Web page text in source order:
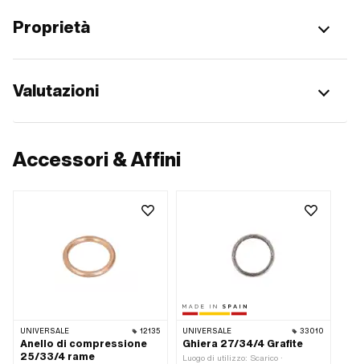
Proprietà
Valutazioni
Accessori & Affini
UNIVERSALE 12135
Anello di compressione
25/33/4 rame
UNIVERSALE 33010
Ghiera 27/34/4 Grafite
Luogo di utilizzo: Scarico ·